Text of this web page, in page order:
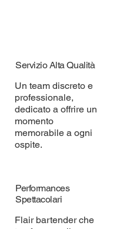
Servizio Alta Qualità
Un team discreto e
professionale,
dedicato a offrire un
momento
memorabile a ogni
ospite.
Performances
Spettacolari
Flair bartender che